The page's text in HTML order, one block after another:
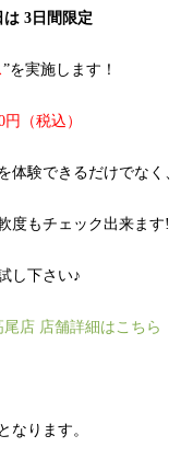
は 3日間限定
”を実施します！
（税込）
体験できるだけでなく、
度もチェック出来ます!
し下さい♪
尾店 店舗詳細はこちら
なります。